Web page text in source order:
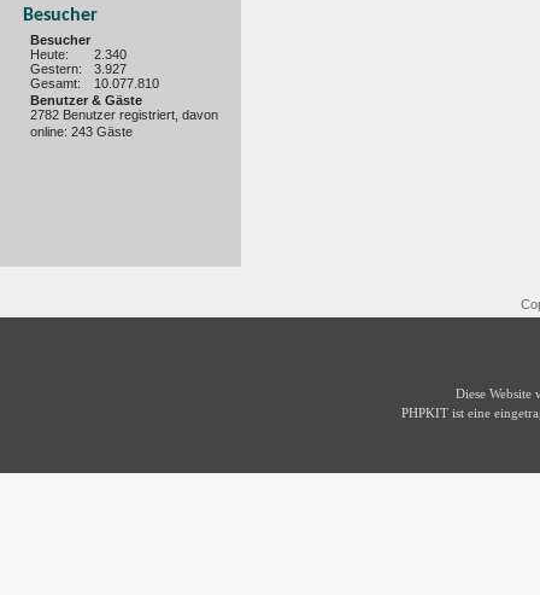
Besucher
Besucher
Heute:
2.340
Gestern:
3.927
Gesamt:
10.077.810
Benutzer & Gäste
2782 Benutzer registriert, davon
online: 243 Gäste
Diese Website
PHPKIT ist eine